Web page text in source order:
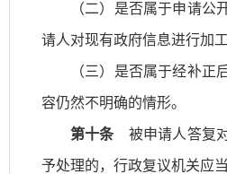
（二）是否属于申请公
请人对现有政府信息进行加
（三）是否属于经补正
容仍然不明确的情形。
第十条被申请人答复
予处理的，行政复议机关应